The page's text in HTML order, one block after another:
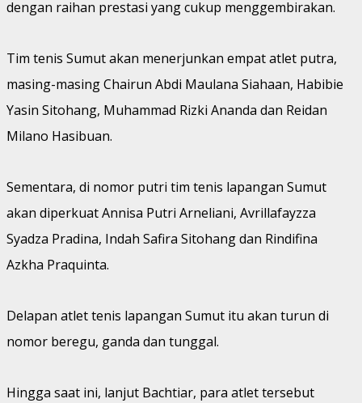
dengan raihan prestasi yang cukup menggembirakan.
Tim tenis Sumut akan menerjunkan empat atlet putra,
masing-masing Chairun Abdi Maulana Siahaan, Habibie
Yasin Sitohang, Muhammad Rizki Ananda dan Reidan
Milano Hasibuan.
Sementara, di nomor putri tim tenis lapangan Sumut
akan diperkuat Annisa Putri Arneliani, Avrillafayzza
Syadza Pradina, Indah Safira Sitohang dan Rindifina
Azkha Praquinta.
Delapan atlet tenis lapangan Sumut itu akan turun di
nomor beregu, ganda dan tunggal.
Hingga saat ini, lanjut Bachtiar, para atlet tersebut